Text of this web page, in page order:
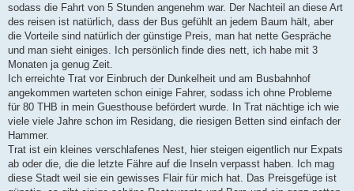
r
a
sodass die Fahrt von 5 Stunden angenehm war. Der Nachteil an diese Art
des reisen ist natürlich, dass der Bus gefühlt an jedem Baum hält, aber
die Vorteile sind natürlich der günstige Preis, man hat nette Gespräche
und man sieht einiges. Ich persönlich finde dies nett, ich habe mit 3
Monaten ja genug Zeit.
Ich erreichte Trat vor Einbruch der Dunkelheit und am Busbahnhof
angekommen warteten schon einige Fahrer, sodass ich ohne Probleme
für 80 THB in mein Guesthouse befördert wurde. In Trat nächtige ich wie
viele viele Jahre schon im Residang, die riesigen Betten sind einfach der
Hammer.
Trat ist ein kleines verschlafenes Nest, hier steigen eigentlich nur Expats
ab oder die, die die letzte Fähre auf die Inseln verpasst haben. Ich mag
diese Stadt weil sie ein gewisses Flair für mich hat. Das Preisgefüge ist